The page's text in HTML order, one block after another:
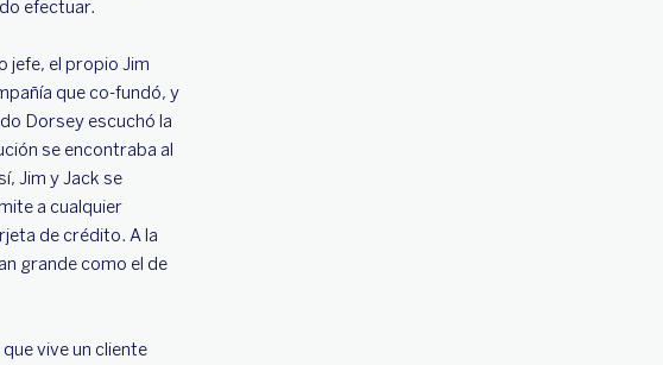
efectuar.
jefe, el propio Jim
que co-fundó, y
Dorsey escuchó la
se encontraba al
Jim y Jack se
a cualquier
de crédito. A la
grande como el de
vive un cliente